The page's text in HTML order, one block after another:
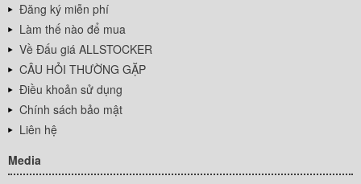
Đăng ký miễn phí
Làm thế nào để mua
Về Đấu giá ALLSTOCKER
CÂU HỎI THƯỜNG GẶP
Điều khoản sử dụng
Chính sách bảo mật
Liên hệ
Media